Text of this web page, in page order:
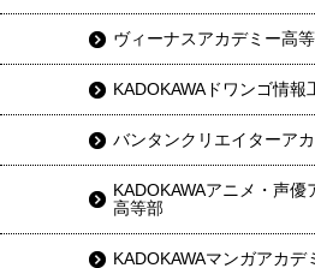
ヴィーナスアカデミー高
KADOKAWAドワンゴ情報
バンタンクリエイターア
KADOKAWAアニメ・声優
高等部
KADOKAWAマンガアカデ